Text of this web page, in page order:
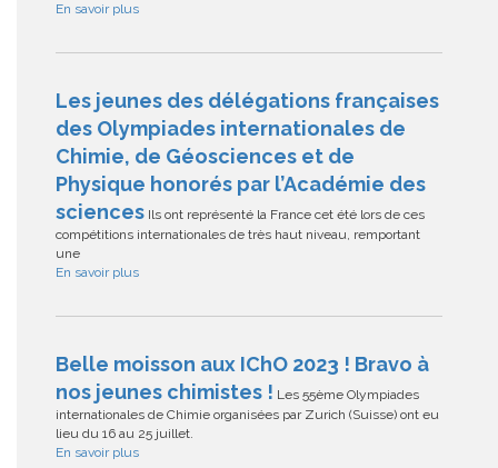
En savoir plus
Les jeunes des délégations françaises
des Olympiades internationales de
Chimie, de Géosciences et de
Physique honorés par l’Académie des
sciences Ils ont représenté la France cet été lors de ces
compétitions internationales de très haut niveau, remportant
une
En savoir plus
Belle moisson aux IChO 2023 ! Bravo à
nos jeunes chimistes ! Les 55ème Olympiades
internationales de Chimie organisées par Zurich (Suisse) ont eu
lieu du 16 au 25 juillet.
En savoir plus